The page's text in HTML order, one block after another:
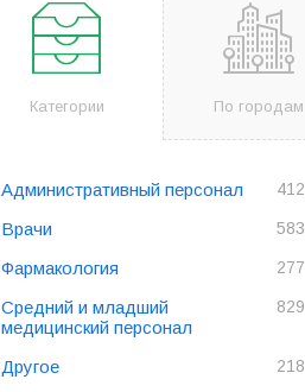
Категории По городам
Административный персонал 412
Врачи 583
Фармакология 277
Средний и младший
медицинский персонал
829
Другое 218